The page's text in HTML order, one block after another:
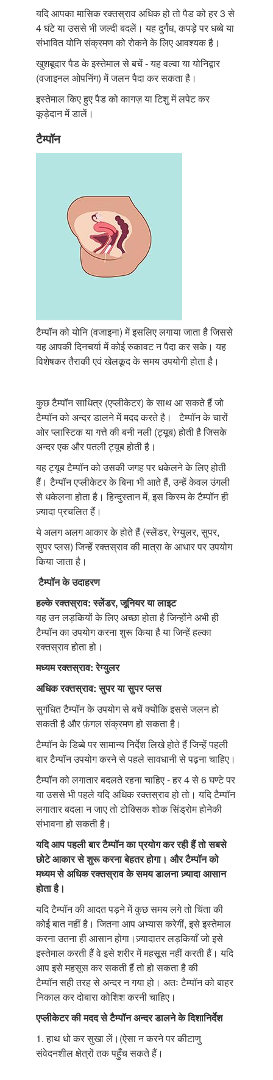
यदि आपका मासिक रक्तस्राव अधिक हो तो पैड को हर 3 से
4 घंटे या उससे भी जल्दी बदलें। यह दुर्गंध, कपड़े पर धब्बे या
संभावित योनि संक्रमण को रोकने के लिए आवश्यक है।
खुशबूदार पैड के इस्तेमाल से बचें - यह वल्वा या योनिद्वार
(वजाइनल ओपनिंग) में जलन पैदा कर सकता है।
इस्तेमाल किए हुए पैड को कागज़ या टिशु में लपेट कर
कूड़ेदान में डालें।
टैम्पॉन
टैम्पॉन को योनि (वजाइना) में इसलिए लगाया जाता है जिससे
यह आपकी दिनचर्या में कोई रुकावट न पैदा कर सके। यह
विशेषकर तैराकी एवं खेलकूद के समय उपयोगी होता है।
कुछ टैम्पॉन साधित्र (एप्लीकेटर) के साथ आ सकते हैं जो
टैम्पॉन को अन्दर डालने में मदद करते है। टैम्पॉन के चारों
ओर प्लास्टिक या गत्ते की बनी नली (ट्यूब) होती है जिसके
अन्दर एक और पतली ट्यूब होती है।
यह ट्यूब टैम्पॉन को उसकी जगह पर धकेलने के लिए होती
हैं। टैम्पॉन एप्लीकेटर के बिना भी आते हैं, उन्हें केवल उंगली
से धकेलना होता है। हिन्दुस्तान में, इस किस्म के टैम्पॉन ही
ज़्यादा प्रचलित हैं।
ये अलग अलग आकार के होते हैं (स्लेंडर, रेग्युलर, सुपर,
सुपर प्लस) जिन्हें रक्तस्राव की मात्रा के आधार पर उपयोग
किया जाता है।
टैम्पॉन के उदाहरण
हल्के रक्तस्राव: स्लेंडर, जूनियर या लाइट
यह उन लड़कियों के लिए अच्छा होता है जिन्होंने अभी ही
टैम्पॉन का उपयोग करना शुरू किया है या जिन्हें हल्का
रक्तस्राव होता हो।
मध्यम रक्तस्राव: रेग्युलर
अधिक रक्तस्राव: सुपर या सुपर प्लस
सुगंधित टैम्पॉन के उपयोग से बचें क्योंकि इससे जलन हो
सकती है और फ़ंगल संक्रमण हो सकता है।
टैम्पॉन के डिब्बे पर सामान्य निर्देश लिखे होते हैं जिन्हें पहली
बार टैम्पॉन उपयोग करने से पहले सावधानी से पढ़ना चाहिए।
टैम्पॉन को लगातार बदलते रहना चाहिए - हर 4 से 6 घण्टे पर
या उससे भी पहले यदि अधिक रक्तस्राव हो तो। यदि टैम्पॉन
लगातार बदला न जाए तो टोक्सिक शोक सिंड्रोम होनेकी
संभावना हो सकती है।
यदि आप पहली बार टैम्पॉनका प्रयोग कर रही हैं तो सबसे
छोटे आकार से शुरूकरना बेहतर होगा। औरटैम्पॉनको
मध्यम से अधिक रक्तस्राव के समय डालना ज़्यादा आसान
होता है।
यदि टैम्पॉनकी आदत पड़ने में कुछ समय लगे तो चिंता की
कोई बात नहीं है। जितना आप अभ्यास करेगीं, इसे इस्तेमाल
करना उतना ही आसान होगा।ज़्यादातर लड़कियाँ जो इसे
इस्तेमाल करती हैं वे इसे शरीर में महसूस नहीं करती हैं। यदि
आप इसे महसूस कर सकती हैं तो हो सकता है की
टैम्पॉनसही तरह से अन्दर न गया हो। अतः टैम्पॉनको बाहर
निकाल कर दोबारा कोशिश करनी चाहिए।
एप्लीकेटर की मदद से टैम्पॉन अन्दर डालने के दिशानिर्देश
1. हाथ धो कर सुखा लें।(ऐसा न करने पर कीटाणु
संवेदनशील क्षेत्रों तक पहुँच सकते हैं।